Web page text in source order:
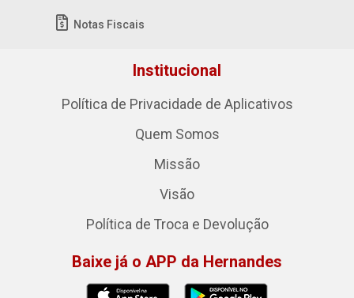
Notas Fiscais
Institucional
Política de Privacidade de Aplicativos
Quem Somos
Missão
Visão
Política de Troca e Devolução
Baixe já o APP da Hernandes